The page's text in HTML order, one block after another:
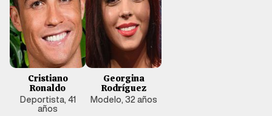
Cristiano
Ronaldo
Deportista, 41
años
Georgina
Rodríguez
Modelo, 32 años